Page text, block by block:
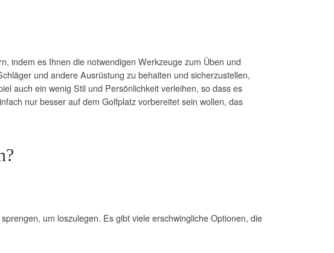
indem es Ihnen die notwendigen Werkzeuge zum Üben und
und andere Ausrüstung zu behalten und sicherzustellen,
auch ein wenig Stil und Persönlichkeit verleihen, so dass es
nur besser auf dem Golfplatz vorbereitet sein wollen, das
um loszulegen. Es gibt viele erschwingliche Optionen, die